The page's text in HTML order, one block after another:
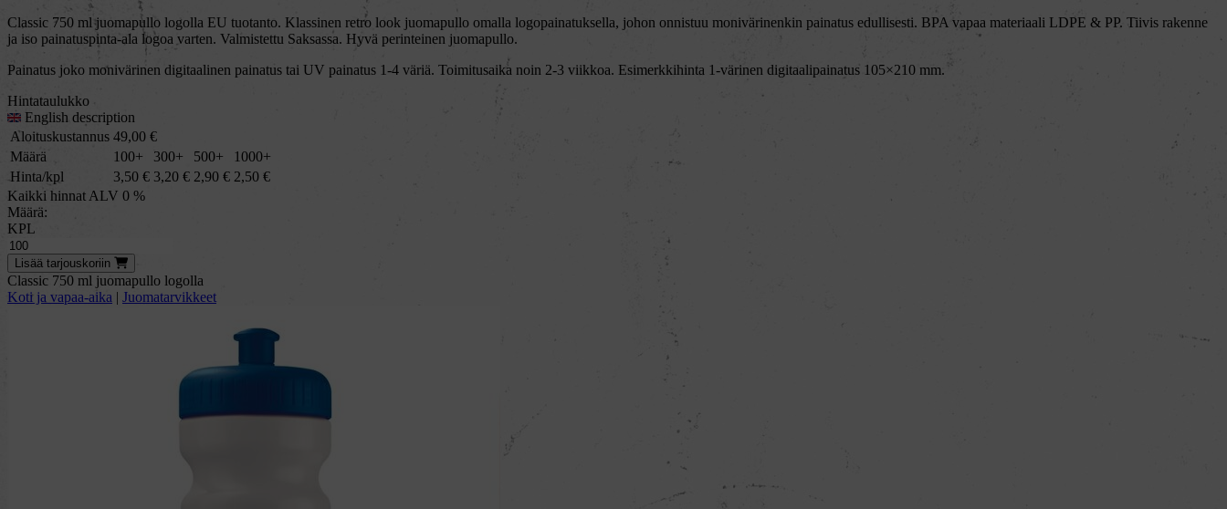
Classic 750 ml juomapullo logolla EU tuotanto. Klassinen retro look juomapullo omalla logopainatuksella, johon onnistuu monivärinenkin painatus edullisesti. BPA vapaa materiaali LDPE & PP. Tiivis rakenne
ja iso painatuspinta-ala logoa varten. Valmistettu Saksassa. Hyvä perinteinen juomapullo.
Painatus joko monivärinen digitaalinen painatus tai UV painatus 1-4 väriä. Toimitusaika noin 2-3 viikkoa. Esimerkkihinta 1-värinen digitaalipainatus 105×210 mm.
Hintataulukko
English description
Aloituskustannus 49,00 €
Määrä
100+ 300+ 500+
1000+
Hinta/kpl
3,50 € 3,20 € 2,90 € 2,50 €
Kaikki hinnat ALV 0 %
Määrä:
KPL
Lisää tarjous koriin
Classic 750 ml juomapullo logolla
Koti ja vapaa-aika | Juomatarvikkeet